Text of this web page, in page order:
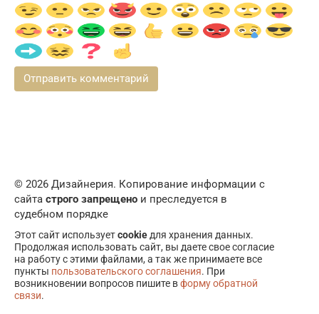
© 2026 Дизайнерия. Копирование информации с
сайта строго запрещено и преследуется в
судебном порядке
Этот сайт используетcookie для хранения данных.
Продолжая использовать сайт, вы даете свое согласие
на работу с этими файлами, а так же принимаете все
пункты пользовательского соглашения. При
возникновении вопросов пишите вформу обратной
связи.